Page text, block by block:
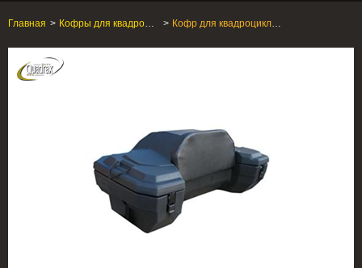
Главная > Кофры для квадроциклов > Кофр для квадроцикла "Quadrax" Extreme (спинка из кожи)